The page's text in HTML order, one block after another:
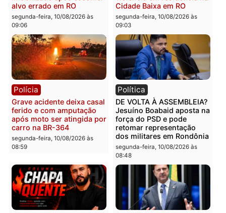
Polícia
Homem morre afogado
após mergulhar em área
de pesca na Vala do Jacu
em Rondônia
segunda-feira, 10/08/2026 às
09:21
Polícia
Homem é preso após
falhar durante tentativa
execução por engano em
bairro
segunda-feira, 10/08/2026 às
09:17
Colisão entre caminhonete
e moto deixa ferido e
destrói trailer no Segundo
Distrito
segunda-feira, 10/08/2026 às
Polícia
Mulher é agredida por
marido com socos,
e tentativa de lesão no
pescoço em RO
segunda-feira, 10/08/2026 às